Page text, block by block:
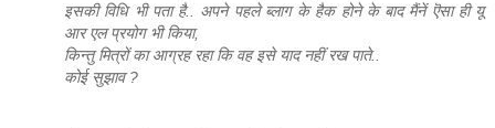
इसकी विधि भी पता है.. अपने पहले ब्लाग के हैक होने के बाद मैंनें ऎसा ही यू
आर एल प्रयोग भी किया,
किन्तु मित्रों का आग्रह रहा कि वह इसे याद नहीं रख पाते..
कोई सुझाव ?